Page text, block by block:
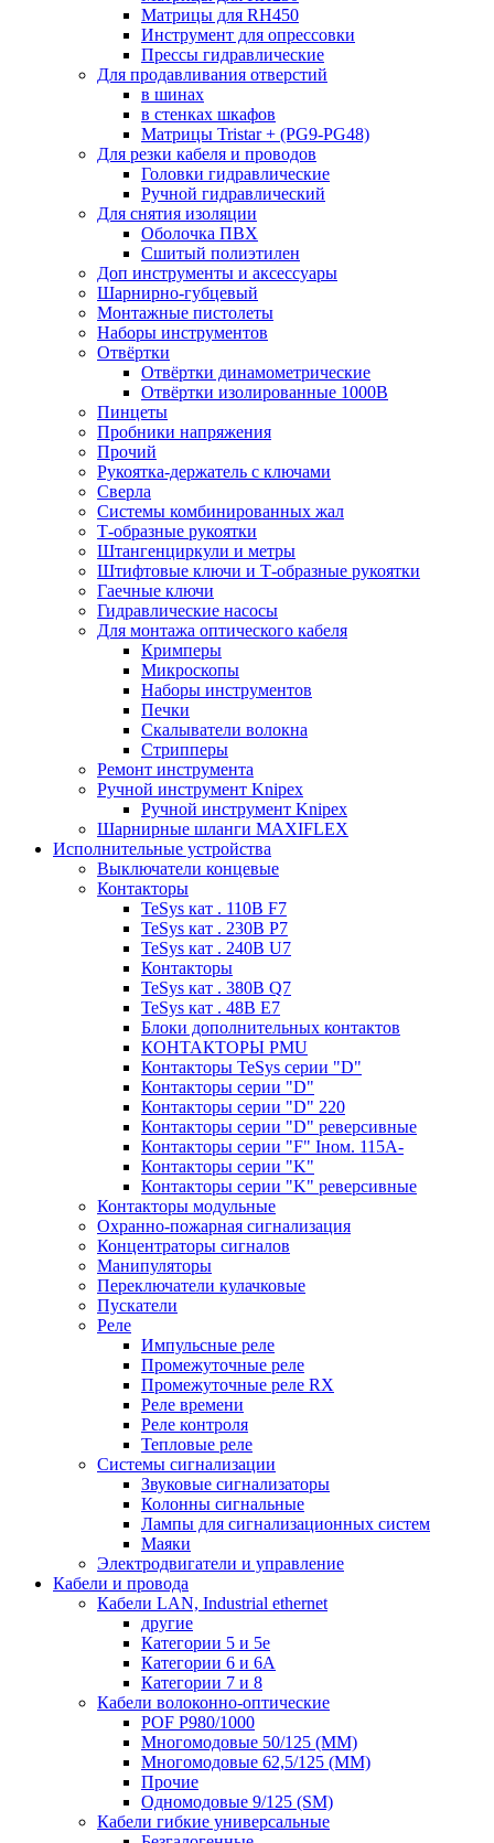
Матрицы для RH450
Инструмент для опрессовки
Прессы гидравлические
Для продавливания отверстий
в шинах
в стенках шкафов
Матрицы Tristar + (PG9-PG48)
Для резки кабеля и проводов
Головки гидравлические
Ручной гидравлический
Для снятия изоляции
Оболочка ПВХ
Сшитый полиэтилен
Доп инструменты и аксессуары
Шарнирно-губцевый
Монтажные пистолеты
Наборы инструментов
Отвёртки
Отвёртки динамометрические
Отвёртки изолированные 1000В
Пинцеты
Пробники напряжения
Прочий
Рукоятка-держатель с ключами
Сверла
Системы комбинированных жал
Т-образные рукоятки
Штангенциркули и метры
Штифтовые ключи и Т-образные рукоятки
Гаечные ключи
Гидравлические насосы
Для монтажа оптического кабеля
Кримперы
Микроскопы
Наборы инструментов
Печки
Скалыватели волокна
Стрипперы
Ремонт инструмента
Ручной инструмент Knipex
Ручной инструмент Knipex
Шарнирные шланги MAXIFLEX
Исполнительные устройства
Выключатели концевые
Контакторы
TeSys кат . 110В F7
TeSys кат . 230В P7
TeSys кат . 240В U7
Контакторы
TeSys кат . 380В Q7
TeSys кат . 48В E7
Блоки дополнительных контактов
КОНТАКТОРЫ PMU
Контакторы TeSys серии "D"
Контакторы серии "D"
Контакторы серии "D" 220
Контакторы серии "D" реверсивные
Контакторы серии "F" Iном. 115А-
Контакторы серии "K"
Контакторы серии "K" реверсивные
Контакторы модульные
Охранно-пожарная сигнализация
Концентраторы сигналов
Манипуляторы
Переключатели кулачковые
Пускатели
Реле
Импульсные реле
Промежуточные реле
Промежуточные реле RX
Реле времени
Реле контроля
Тепловые реле
Системы сигнализации
Звуковые сигнализаторы
Колонны сигнальные
Лампы для сигнализационных систем
Маяки
Электродвигатели и управление
Кабели и провода
Кабели LAN, Industrial ethernet
другие
Категории 5 и 5е
Категории 6 и 6A
Категории 7 и 8
Кабели волоконно-оптические
POF P980/1000
Многомодовые 50/125 (ММ)
Многомодовые 62,5/125 (ММ)
Прочие
Одномодовые 9/125 (SM)
Кабели гибкие универсальные